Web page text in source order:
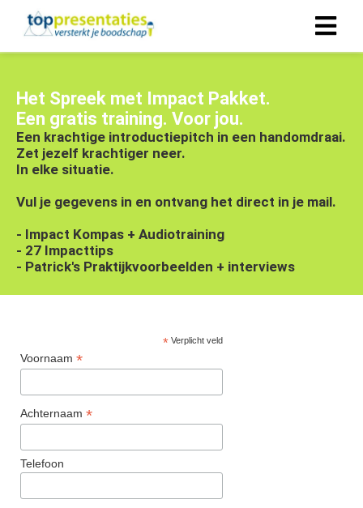
Het Spreek met Impact Pakket.
Een gratis training. Voor jou.
Een krachtige introductiepitch in een handomdraai.
Zet jezelf krachtiger neer.
In elke situatie.
Vul je gegevens in en ontvang het direct in je mail.
- Impact Kompas + Audiotraining
- 27 Impacttips
- Patrick's Praktijkvoorbeelden + interviews
*Verplicht veld
Voornaam *
Achternaam *
Telefoon